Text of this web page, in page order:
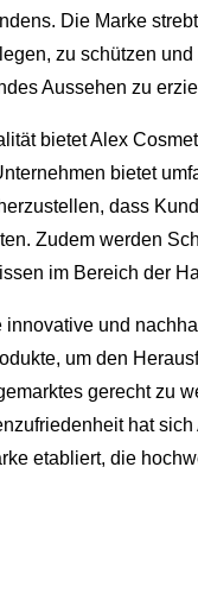
Die Marke
zu schützen
Aussehen zu
bietet Alex
bietet
dass
Zudem werden
im Bereich der
und
um den
gerecht zu
hat
etabliert, die